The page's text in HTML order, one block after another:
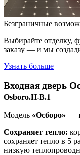
Безграничные
Выбирайте отделку,
заказу — и мы
Узнать больше
Входная дверь
Osboro.H-B.1
Модель «Осборо» —
Сохраняет тепло:
сохраняет тепло в 5
низкую